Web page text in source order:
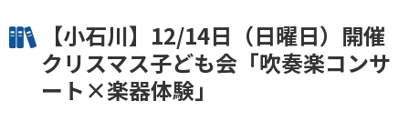
【小石川】12/14日（日曜日）開催
クリスマス子ども会「吹奏楽コンサ
ート×楽器体験」